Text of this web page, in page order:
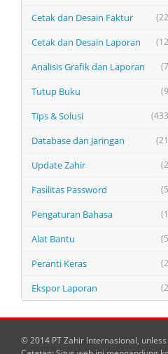
Cetak dan Desain Faktur
Cetak dan Desain Laporan
Analisis Grafik dan Laporan
Tutup Buku
Tips & Solusi
Database dan Jaringan
Update Zahir
Fasilitas Password
Pengaturan Bahasa
Alat Bantu
Peranti Keras
Ekspor Laporan
© 2014 PT Zahir Internasional,